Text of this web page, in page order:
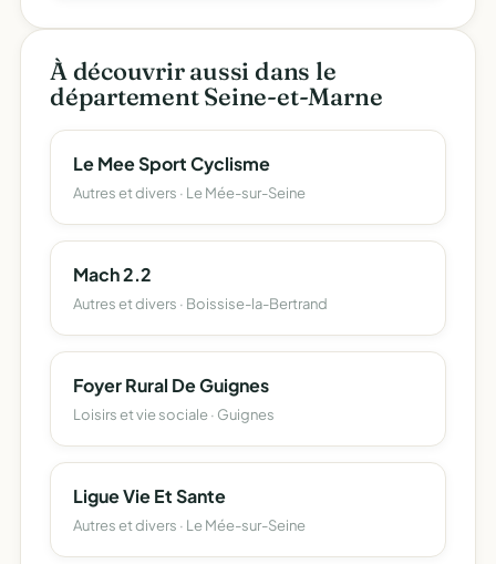
À découvrir aussi dans le
département Seine-et-Marne
Le Mee Sport Cyclisme
Autres et divers · Le Mée-sur-Seine
Mach 2.2
Autres et divers · Boissise-la-Bertrand
Foyer Rural De Guignes
Loisirs et vie sociale · Guignes
Ligue Vie Et Sante
Autres et divers · Le Mée-sur-Seine